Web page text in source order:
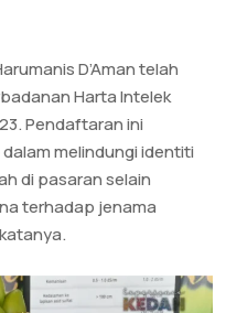
D’Aman telah
Harta Intelek
Pendaftaran ini
melindungi identiti
di pasaran selain
terhadap jenama